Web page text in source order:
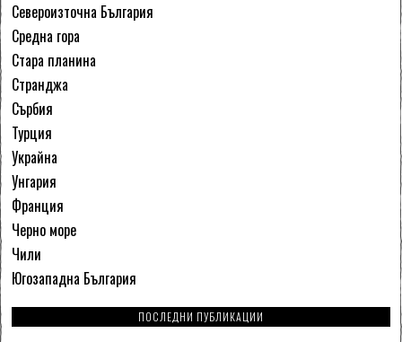
Североизточна България
Средна гора
Стара планина
Странджа
Сърбия
Турция
Украйна
Унгария
Франция
Черно море
Чили
Югозападна България
ПОСЛЕДНИ ПУБЛИКАЦИИ